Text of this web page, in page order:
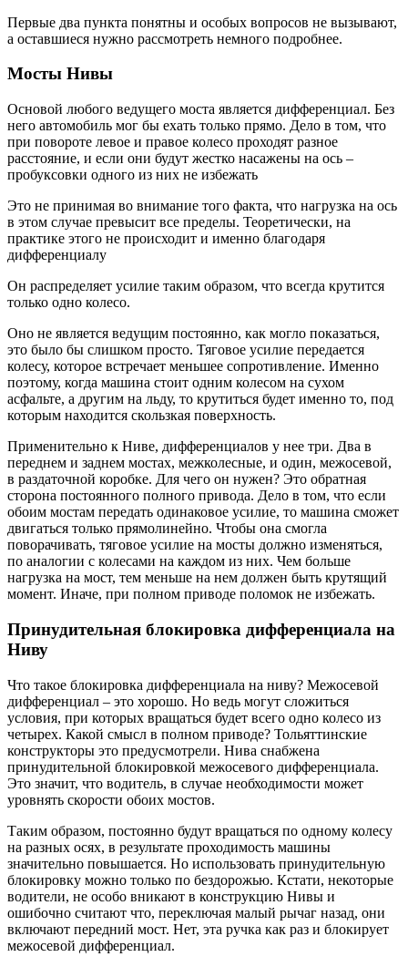
Первые два пункта понятны и особых вопросов не вызывают,
а оставшиеся нужно рассмотреть немного подробнее.
Мосты Нивы
Основой любого ведущего моста является дифференциал. Без
него автомобиль мог бы ехать только прямо. Дело в том, что
при повороте левое и правое колесо проходят разное
расстояние, и если они будут жестко насажены на ось –
пробуксовки одного из них не избежать
Это не принимая во внимание того факта, что нагрузка на ось
в этом случае превысит все пределы. Теоретически, на
практике этого не происходит и именно благодаря
дифференциалу
Он распределяет усилие таким образом, что всегда крутится
только одно колесо.
Оно не является ведущим постоянно, как могло показаться,
это было бы слишком просто. Тяговое усилие передается
колесу, которое встречает меньшее сопротивление. Именно
поэтому, когда машина стоит одним колесом на сухом
асфальте, а другим на льду, то крутиться будет именно то, под
которым находится скользкая поверхность.
Применительно к Ниве, дифференциалов у нее три. Два в
переднем и заднем мостах, межколесные, и один, межосевой,
в раздаточной коробке. Для чего он нужен? Это обратная
сторона постоянного полного привода. Дело в том, что если
обоим мостам передать одинаковое усилие, то машина сможет
двигаться только прямолинейно. Чтобы она смогла
поворачивать, тяговое усилие на мосты должно изменяться,
по аналогии с колесами на каждом из них. Чем больше
нагрузка на мост, тем меньше на нем должен быть крутящий
момент. Иначе, при полном приводе поломок не избежать.
Принудительная блокировка дифференциала на
Ниву
Что такое блокировка дифференциала на ниву? Межосевой
дифференциал – это хорошо. Но ведь могут сложиться
условия, при которых вращаться будет всего одно колесо из
четырех. Какой смысл в полном приводе? Тольяттинские
конструкторы это предусмотрели. Нива снабжена
принудительной блокировкой межосевого дифференциала.
Это значит, что водитель, в случае необходимости может
уровнять скорости обоих мостов.
Таким образом, постоянно будут вращаться по одному колесу
на разных осях, в результате проходимость машины
значительно повышается. Но использовать принудительную
блокировку можно только по бездорожью. Кстати, некоторые
водители, не особо вникают в конструкцию Нивы и
ошибочно считают что, переключая малый рычаг назад, они
включают передний мост. Нет, эта ручка как раз и блокирует
межосевой дифференциал.